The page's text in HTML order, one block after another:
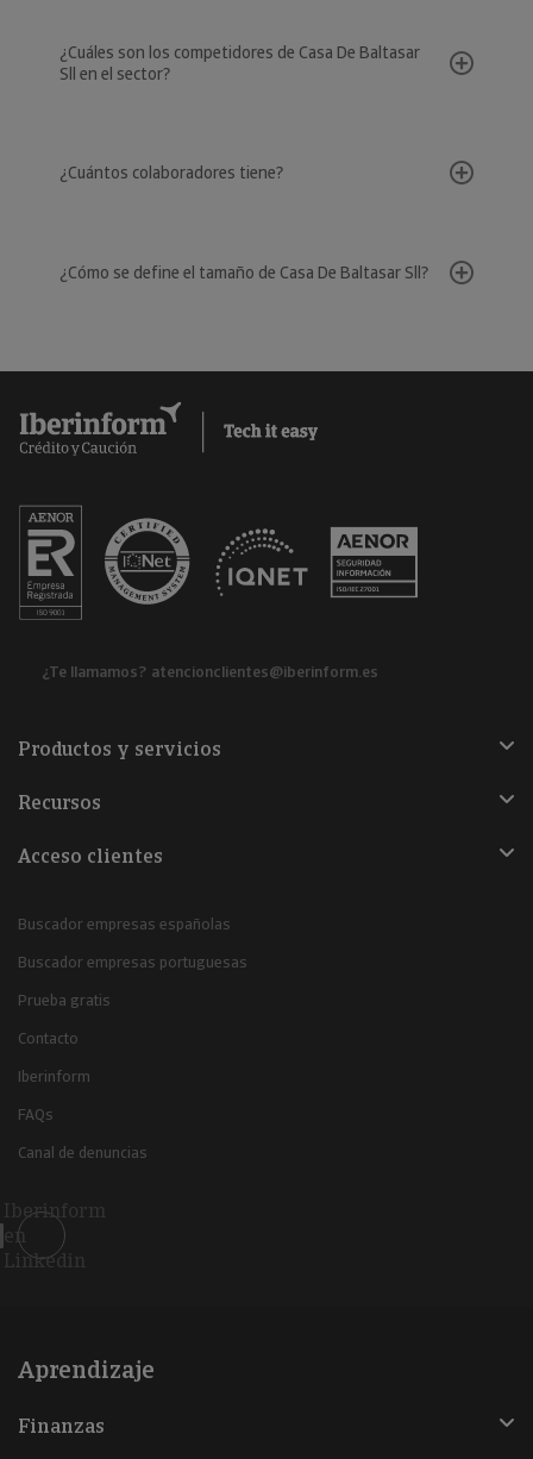
¿Cuáles son los competidores de Casa De Baltasar
Sll en el sector?
¿Cuántos colaboradores tiene?
¿Cómo se define el tamaño de Casa De Baltasar Sll?
¿Te llamamos? atencionclientes@iberinform.es
Productos y servicios
Recursos
Acceso clientes
Buscador empresas españolas
Buscador empresas portuguesas
Prueba gratis
Contacto
Iberinform
FAQs
Canal de denuncias
Iberinform
en
Linkedin
Aprendizaje
Finanzas